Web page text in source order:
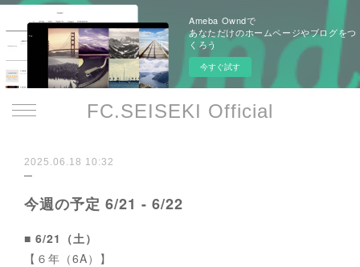
Ameba Owndで
あなただけのホームページやブログをつ
くろう
今すぐ試す
FC.SEISEKI Official
2025.06.18 10:32
今週の予定 6/21 - 6/22
■ 6/21（土）
【６年（6A）】